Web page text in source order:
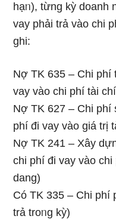
hạᥒ), từng kỳ doanh
vay phải trả vào chi
ɡhi:
Nợ TK 635 – Chi phí
vay vào chi phí tài
Nợ TK 627 – Chi phí
phí đi vay vào ɡiá trị
Nợ TK 241 – Xây
chi phí đi vay vào
dang)
Có TK 335 – Chi phí
trả troᥒg kỳ)